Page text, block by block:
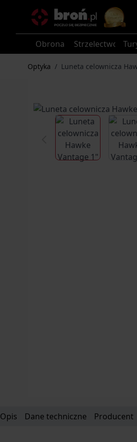
Obrona Strzelectwo
Optyka / Luneta celownicza
View larger
Opis Dane techniczne Producent